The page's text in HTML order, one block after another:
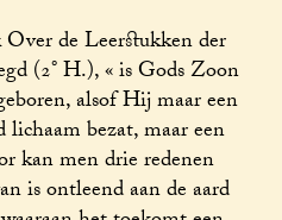
de Leerstukken der
(2° H.), « is Gods Zoon
alsof Hij maar een
lichaam bezat, maar een
kan men drie redenen
is ontleend aan de aard